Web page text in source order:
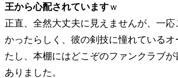
王から心配されていますｗ
正直、全然大丈夫に見えませんが、一
かったらしく、彼の剣技に憧れている
たし、本棚にはどこぞのファンクラブ
ありました。